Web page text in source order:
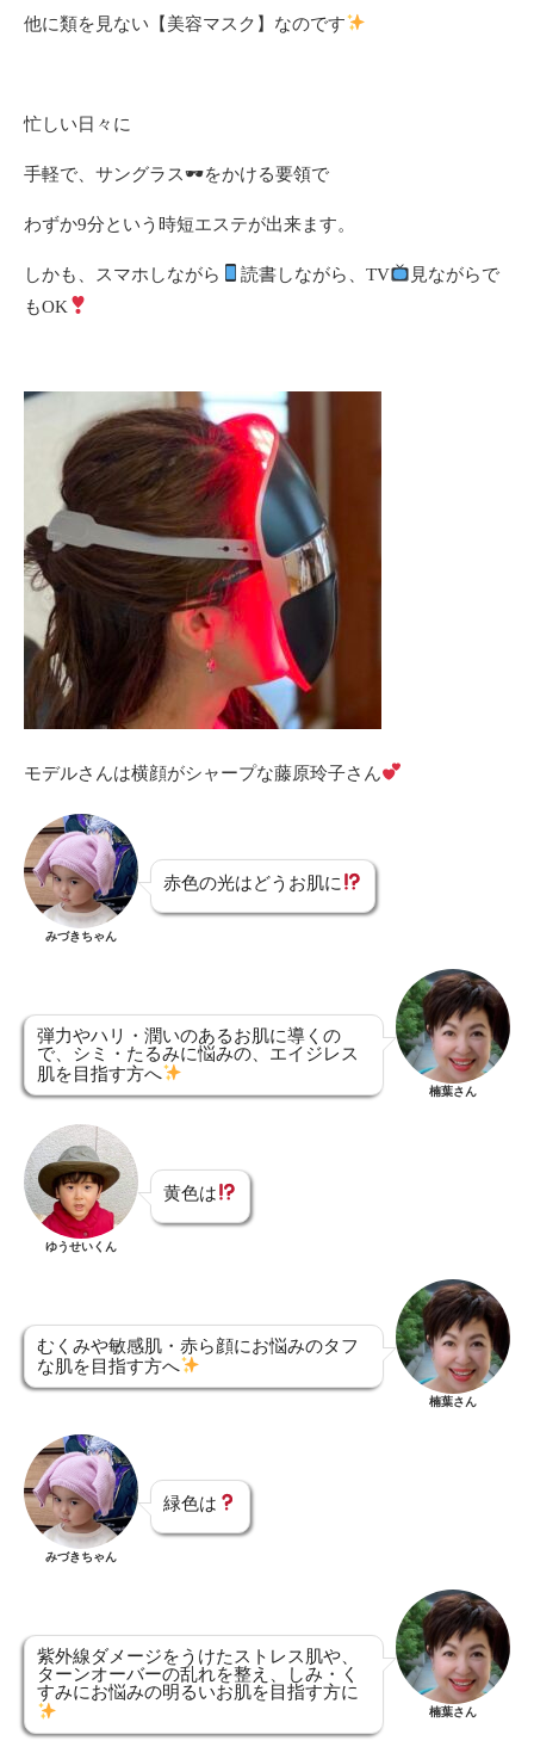
他に類を見ない【美容マスク】なのです
忙しい日々に
手軽で、サングラス🕶をかける要領で
わずか9分という時短エステが出来ます。
しかも、スマホしながら 読書しながら、TV
見ながらで
もOK
モデルさんは横顔がシャープな藤原玲子さん
みづきちゃん
赤色の光はどうお肌に
弾力やハリ・潤いのあるお肌に導くの
で、シミ・たるみに悩みの、エイジレス
肌を目指す方へ
楠葉さん
ゆうせいくん
黄色は
むくみや敏感肌・赤ら顔にお悩みのタフ
な肌を目指す方へ
楠葉さん
みづきちゃん
緑色は
紫外線ダメージをうけたストレス肌や、
ターンオーバーの乱れを整え、しみ・く
すみにお悩みの明るいお肌を目指す方に
楠葉さん